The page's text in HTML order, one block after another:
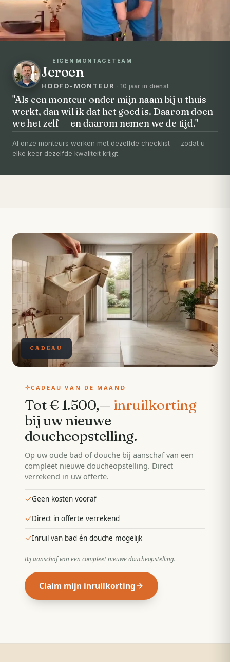
EIGEN MONTAGETEAM
Jeroen
HOOFD-MONTEUR · 10 jaar in dienst
"Als een monteur onder mijn naam bij u thuis
werkt, dan wil ik dat het goed is. Daarom doen
we het zelf — en daarom nemen we de tijd."
Al onze monteurs werken met dezelfde checklist — zodat u
elke keer dezelfde kwaliteit krijgt.
VOORHEEN → NA
Uw badkamer, volledig vernieuwd in
3-5 dagen
levertijd van slechts 4 weken.
CADEAU
CADEAU VAN DE MAAND
Tot € 1.500,— inruilkorting
bij uw nieuwe
doucheopstelling.
Op uw oude bad of douche bij aanschaf van een
compleet nieuwe doucheopstelling. Direct
verrekend in uw offerte.
Geen kosten vooraf
Direct in offerte verrekend
Inruil van bad én douche mogelijk
Bij aanschaf van een compleet nieuwe doucheopstelling.
Claim mijn inruilkorting